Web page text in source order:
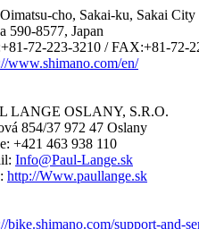
cho, Sakai-ku, Sakai City
590-8577, Japan
72-223-3210 / FAX:+81-72-
www.shimano.com/en/
LANGE OSLANY, S.R.O.
854/37 972 47 Oslany
+421 463 938 110
Info@Paul-Lange.sk
http://Www.paullange.sk
bike.shimano.com/support-and-